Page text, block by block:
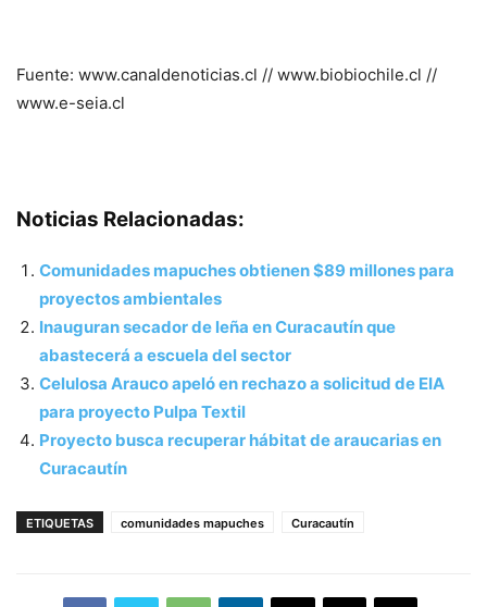
Fuente: www.canaldenoticias.cl // www.biobiochile.cl //
www.e-seia.cl
Noticias Relacionadas:
Comunidades mapuches obtienen $89 millones para
proyectos ambientales
Inauguran secador de leña en Curacautín que
abastecerá a escuela del sector
Celulosa Arauco apeló en rechazo a solicitud de EIA
para proyecto Pulpa Textil
Proyecto busca recuperar hábitat de araucarias en
Curacautín
ETIQUETAS comunidades mapuches Curacautín